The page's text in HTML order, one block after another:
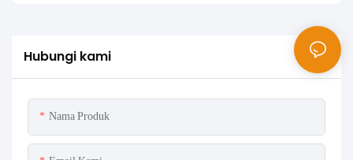
Hubungi kami
Nama Produk